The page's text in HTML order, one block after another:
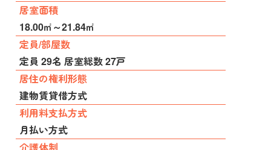
居室面積
18.00㎡～21.84㎡
定員/部屋数
定員 29名 居室総数 27戸
居住の権利形態
建物賃貸借方式
利用料支払方式
月払い方式
介護体制